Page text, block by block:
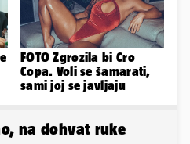
FOTO Zgrozila bi Cro
Copa. Voli se šamarati,
sami joj se javljaju
na dohvat ruke